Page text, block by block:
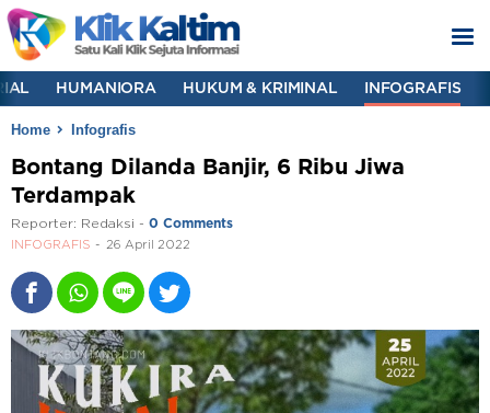
HUMANIORA HUKUM & KRIMINAL INFOGRAFIS
Home Infografis
Bontang Dilanda Banjir, 6 Ribu Jiwa
Terdampak
Reporter: Redaksi - 0 Comments
INFOGRAFIS 26 April 2022